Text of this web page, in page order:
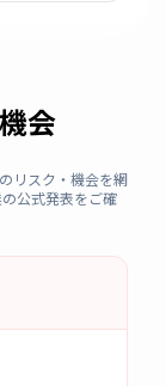
会
リスク・機会を網
公式発表をご確